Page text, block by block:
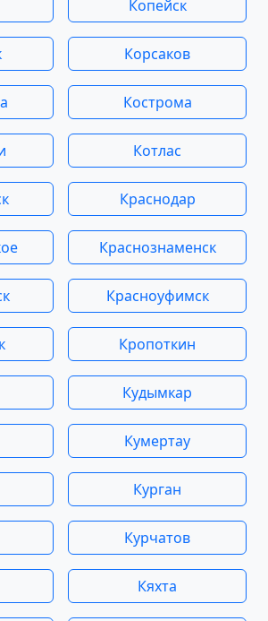
Копейск
Корсаков
Кострома
Котлас
Краснодар
Краснознаменск
Красноуфимск
Кропоткин
Кудымкар
Кумертау
Курган
Курчатов
Кяхта